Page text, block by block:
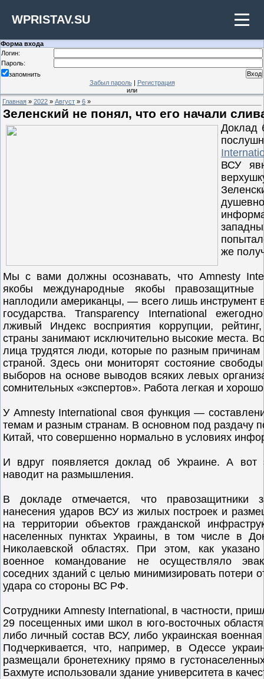
WPRISTAV.SU
Форма входа
Логин:
Пароль:
запомнить
Забыл пароль| Регистрация
или
Главная » 2022 » Август » 6 »
Зеленский не понял, что его начали
Доклад
ВСУ
же
Мы с вами должны осознавать, что Amnesty
якобы международные якобы правозащитные
наплодили американцы, — всего лишь инструмент
государства. Transparency International
лживый Индекс восприятия коррупции,
страны занимают исключительно высокие места.
лица трудятся люди, которые по разным причинам
страной. Здесь они мониторят состояние
выборов на основе выводов всяких левых
сомнительных «экспертов». Работа легкая и
У Amnesty International своя функция —
темам и разным странам. В основном под раздачу
Китай, что совершенно нормально в условиях
И вдруг появляется доклад об Украине. А
наводит на размышления.
В докладе отмечается, что правозащитники
нанесения ударов ВСУ из жилых построек и
на территории объектов гражданской
населенных пунктах Украины, в том числе в
Николаевской областях. При этом, как
военное командование не осуществляло
соседних зданий с целью минимизировать потери
удара со стороны ВС РФ.
Сотрудники Amnesty International, в частности,
29 посещенных ими школ в юго-восточных
либо личный состав ВСУ, либо украинская
Подчеркивается, что, например, в Одессе
размещали бронетехнику прямо в
Бахмуте использовали здание университета в